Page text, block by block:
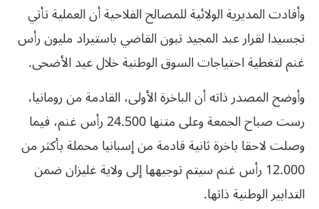
وأفادت المديرية الولائية للمصالح الفلاحية أن العملية تأتي
تجسيدا لقرار عبد المجيد تبون القاضي باستيراد مليون رأس
غنم لتغطية احتياجات السوق الوطنية خلال عيد الأضحى.
وأوضح المصدر ذاته أن الباخرة الأولى، القادمة من رومانيا،
رست صباح الجمعة وعلى متنها 24.500 رأس غنم، فيما
وصلت لاحقا باخرة ثانية قادمة من إسبانيا محملة بأكثر من
12.000 رأس غنم سيتم توجيهها إلى ولاية غليزان ضمن
التدابير الوطنية ذاتها.